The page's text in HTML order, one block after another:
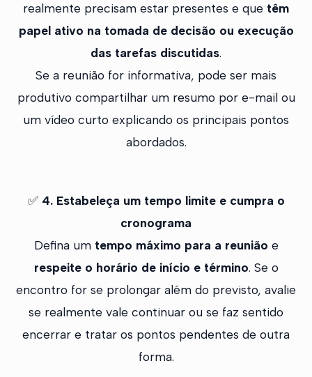
realmente precisam estar presentes e que têm
papel ativo na tomada de decisão ou execução
das tarefas discutidas.
Se a reunião for informativa, pode ser mais
produtivo compartilhar um resumo por e-mail ou
um vídeo curto explicando os principais pontos
abordados.
✅ 4. Estabeleça um tempo limite e cumpra o
cronograma
Defina um tempo máximo para a reunião e
respeite o horário de início e término. Se o
encontro for se prolongar além do previsto, avalie
se realmente vale continuar ou se faz sentido
encerrar e tratar os pontos pendentes de outra
forma.